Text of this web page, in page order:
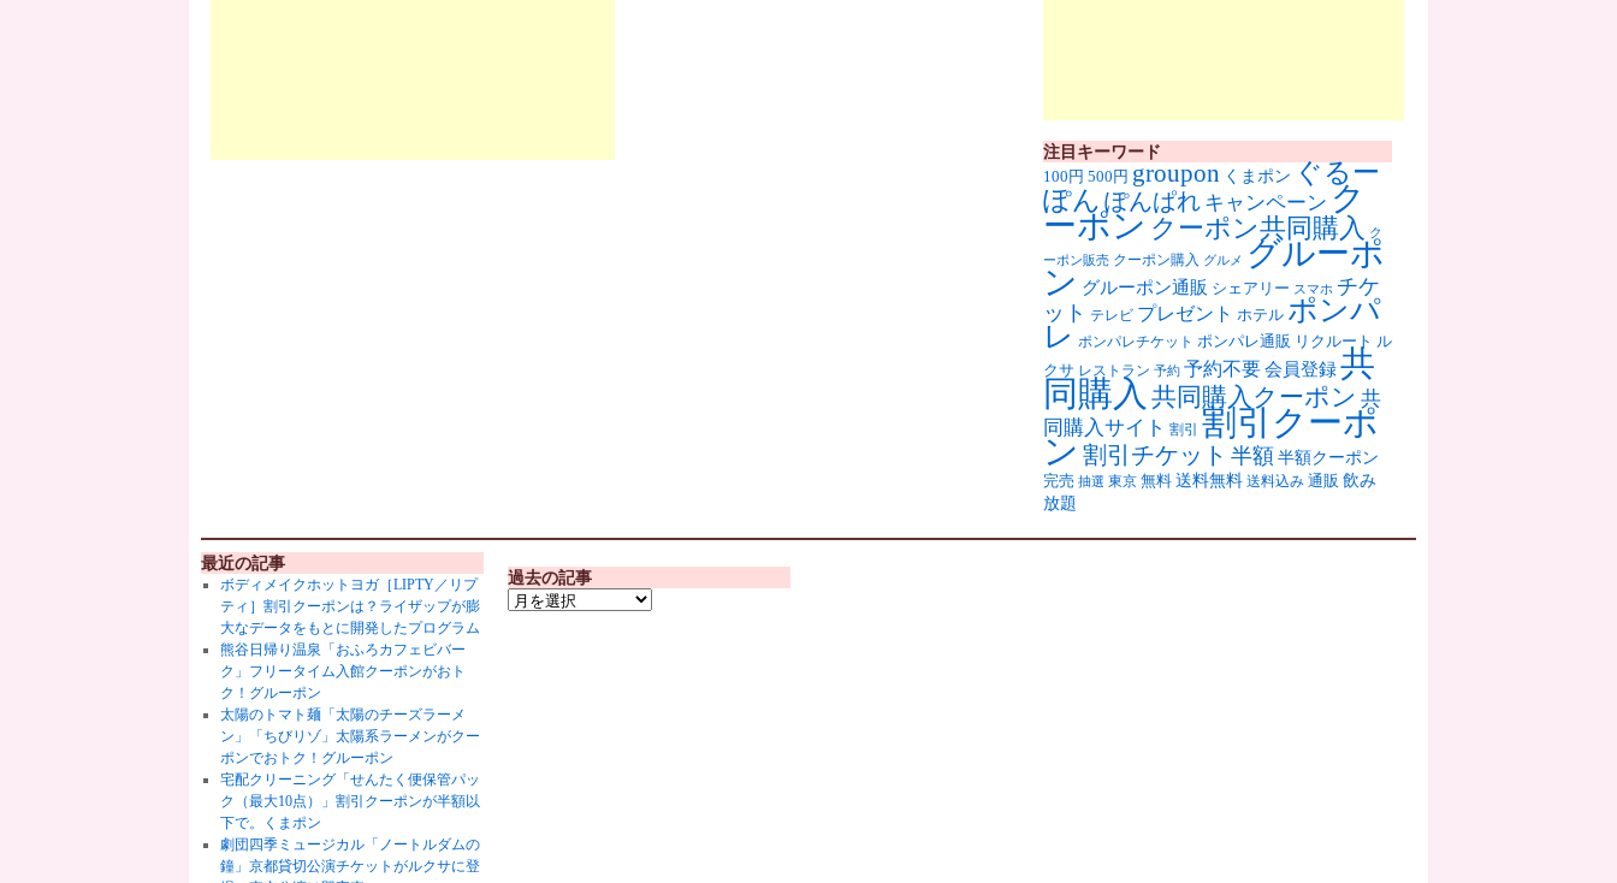
注目キーワード
100円 500円 groupon くまポン ぐるー
ぽん ぽんぱれ キャンペーン ク
ーポン クーポン共同購入 ク
ーポン販売 クーポン購入 グルメ グルーポ
ン グルーポン通販 シェアリー スマホ チケ
ット テレビ プレゼント ホテル ポンパ
レ ポンパレチケット ポンパレ通販 リクルート ル
クサ レストラン 予約 予約不要会員登録共
同購入 共同購入クーポン 共
同購入サイト 割引 割引クーポ
ン 割引チケット 半額 半額クーポン
完売 抽選 東京 無料 送料無料 送料込み 通販 飲み
放題
最近の記事
ボディメイクホットヨガ［LIPTY／リプ
ティ］割引クーポンは？ライザップが膨
大なデータをもとに開発したプログラム
熊谷日帰り温泉「おふろカフェビバー
ク」フリータイム入館クーポンがおト
ク！グルーポン
太陽のトマト麺「太陽のチーズラーメ
ン」「ちびリゾ」太陽系ラーメンがクー
ポンでおトク！グルーポン
宅配クリーニング「せんたく便保管パッ
ク（最大10点）」割引クーポンが半額以
下で。くまポン
劇団四季ミュージカル「ノートルダムの
鐘」京都貸切公演チケットがルクサに登
過去の記事